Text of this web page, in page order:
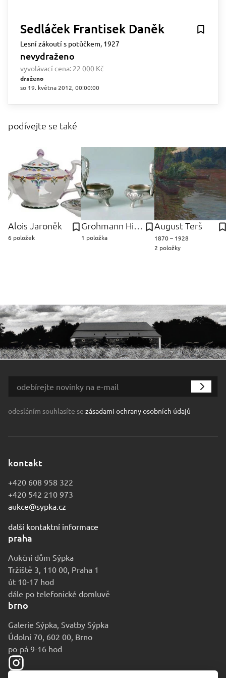
Sedláček Frantisek Daněk
Lesní zákoutí s potůčkem, 1927
nevydraženo
vyvolávací cena: 22 000 Kč
draženo
so 19. května 2012, 00:00:00
podívejte se také
Alois Jaroněk
6 položek
Grohmann Hieromymus
1 položka
August Terš
1870 – 1928
2 položky
odesláním souhlasíte se zásadami ochrany osobních údajů
kontakt
+420 608 958 322
+420 542 210 973
aukce@sypka.cz
další kontaktní informace
praha
Aukční dům Sýpka
Tržiště 3, 110 00, Praha 1
út 10-17 hod
dále po telefonické domluvě
brno
Galerie Sýpka, Svatby Sýpka
Údolní 70, 602 00, Brno
po-pá 9-16 hod